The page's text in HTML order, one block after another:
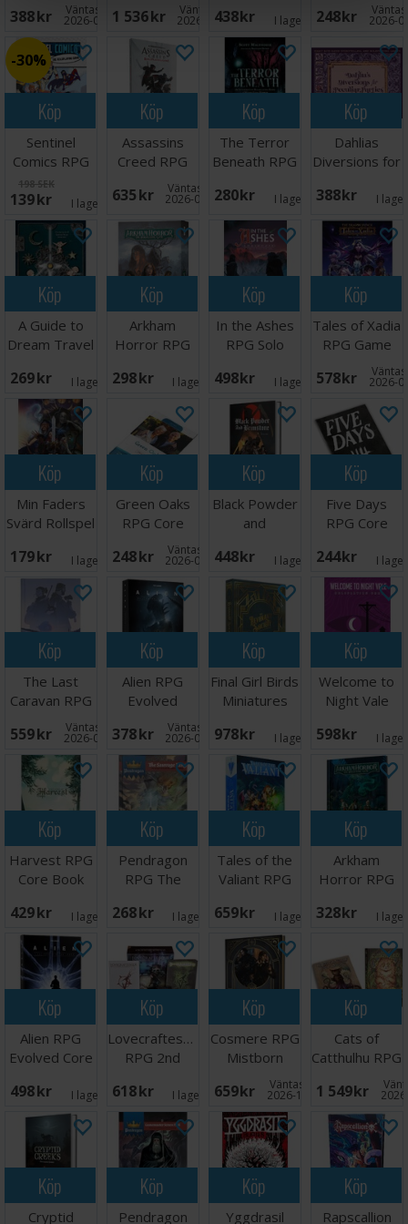
388 SEK Väntas in:
2026-08-15
Bundle
1 536 SEK Väntas in:
2026-09-30Rulebook
438 SEK I lager: 2248 SEK 2026-
Köp
30%
Sentinel
Comics RPG
Starter Kit
198 SEK
139 SEK I lager: 1
Köp
Assassins
Creed RPG
Animus
Handbook
Core
635 SEK Väntas in:
2026-09-30
Köp
The Terror
Beneath RPG
280 SEK I lager: 1
Köp
Dahlias
Diversions for
Parties
388 SEK I
Köp
A Guide to
Dream Travel
269 SEK I lager: 1
Köp
Arkham
Horror RPG
298 SEK I lager: 5
Köp
In the Ashes
RPG Solo
498 SEK I lager: 1
Köp
Tales of Xadia
RPG Game
Handbook
578 SEK 2026-
Köp
Min Faders
Svärd Rollspel
179 SEK I lager: 1
Köp
Green Oaks
RPG Core
Book
248 SEK Väntas in:
2026-09-30
Köp
Black Powder
and
RPG Core
Book
448 SEK I lager: 1
Köp
Five Days
RPG Core
244 SEK I
Köp
The Last
Caravan RPG
Core Rules
559 SEK Väntas in:
2026-09-30
Köp
Alien RPG
Evolved
Starter Set
378 SEK Väntas in:
2026-09-30
Köp
Final Girl Birds
Miniatures
978 SEK I lager: 1
Köp
Welcome to
Night Vale
Book
598 SEK I
Köp
Harvest RPG
Core Book
429 SEK I lager: 1
Köp
Pendragon
RPG The
268 SEK I lager: 1
Köp
Tales of the
Valiant RPG
659 SEK I lager: 2
Köp
Arkham
Horror RPG
Mysteries
328 SEK I
Köp
Alien RPG
Evolved Core
498 SEK I lager: 3
Köp
Lovecraftesque
RPG 2nd
618 SEK I lager: 2
Köp
Cosmere RPG
Mistborn
Handbook
659 SEK Väntas in:
2026-10-31
Köp
Cats of
Catthulhu RPG
1 549 SEK
Köp
Cryptid
Köp
Pendragon
Köp
Yggdrasil
Köp
Rapscallion